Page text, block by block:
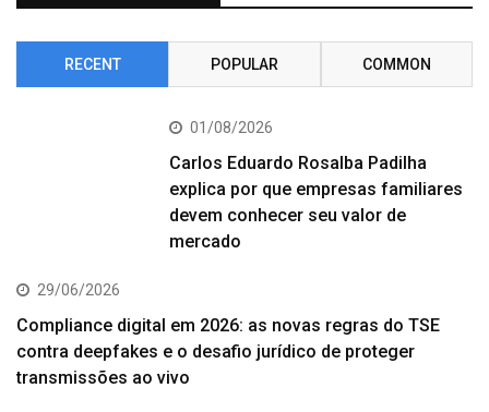
RECENT POPULAR COMMON
01/08/2026
Carlos Eduardo Rosalba Padilha
explica por que empresas familiares
devem conhecer seu valor de
mercado
29/06/2026
Compliance digital em 2026: as novas regras do TSE
contra deepfakes e o desafio jurídico de proteger
transmissões ao vivo